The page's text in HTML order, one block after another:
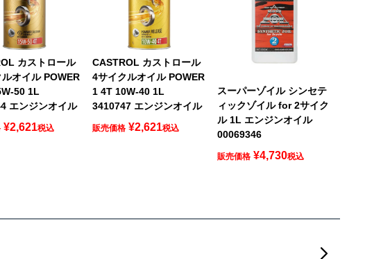
カストロール
オイル POWER
50 1L
エンジンオイル
¥2,621税込
CASTROL カストロール
4サイクルオイル POWER
1 4T 10W-40 1L
3410747 エンジンオイル
販売価格 ¥2,621税込
スーパーゾイル シンセテ
ィックゾイル for 2サイク
ル 1L エンジンオイル
00069346
販売価格 ¥4,730税込